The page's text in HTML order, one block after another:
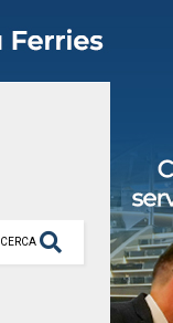
CERCA